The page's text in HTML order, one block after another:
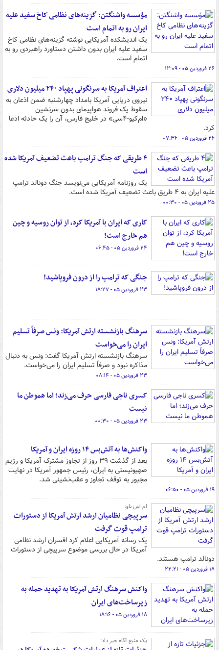
مؤسسه واشنگتن: گزینه‌های نظامی کاخ سفید علیه
ایران رو به اتمام است
یک اندیشکده آمریکایی نوشته گزینه‌های نظامی کاخ
سفید علیه ایران بدون داشتن دستاورد راهبردی رو به
اتمام است.
۲۶ فروردین ۰۵ - ۱۲:۰۹
اعتراف آمریکا به سرنگونی پهپاد ۲۴۰ میلیون دلاری
نیروی دریایی آمریکا بامداد چهارشنبه ضمن اذعان به
سقوط یک فروند هواپیمای بدون سرنشین
«ام‌کیو-۴سی» در خلیج فارس، آن را یک حادثه ادعا
کرد.
۲۶ فروردین ۰۵ - ۰۷:۳۶
۴ طریقی که جنگ ترامپ باعث تضعیف آمریکا شده
است
یک روزنامه آمریکایی می‌نویسد جنگ دونالد ترامپ
علیه ایران به ۴ طریق باعث تضعیف آمریکا شده است.
۲۵ فروردین ۰۵ - ۰۰:۳۰
کاری که ایران با آمریکا کرد، از توان روسیه و چین
هم خارج است!
۲۴ فروردین ۰۵ - ۰۶:۴۵
جنگی که ترامپ را از درون فروپاشید!
۲۳ فروردین ۰۵ - ۱۸:۲۷
سرهنگ بازنشسته ارتش آمریکا: ونس صرفاً تسلیم
ایران را می‌خواست
سرهنگ بازنشسته ارتش آمریکا گفت: ونس به دنبال
مذاکره نبود و صرفاً تسلیم ایران را می‌خواست.
۲۳ فروردین ۰۵ - ۰۸:۱۴
کسری ناجی فارسی حرف می‌زند؛ اما هموطن ما
نیست
۲۳ فروردین ۰۵ - ۰۰:۳۰
واکنش‌ها به آتش‌بس ۱۴ روزه ایران و آمریکا
بعد از گذشت ۳۹ روز از تجاوز مشترک آمریکا و رژیم
صهیونیستی به ایران، رئیس جمهور آمریکا در نهایت
مجبور به توقف تجاوز و عقب‌نشینی شد.
۱۹ فروردین ۰۵ - ۰۶:۵۰
ام اس ناو:
سرپیچی نظامیان ارشد ارتش آمریکا از دستورات
ترامپ قوت گرفت
یک رسانه آمریکایی اعلام کرد افسران ارشد نظامی
آمریکا در حال بررسی موضوع سرپیچی از دستورات
دونالد ترامپ هستند.
۱۸ فروردین ۰۵ - ۲۲:۲۱
واکنش سرهنگ ارتش آمریکا به تهدید حمله به
زیرساخت‌های ایران
۱۸ فروردین ۰۵ - ۱۸:۱۶
یک منبع آگاه خبر داد: